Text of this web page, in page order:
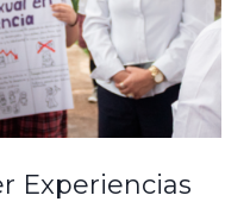
Experiencias